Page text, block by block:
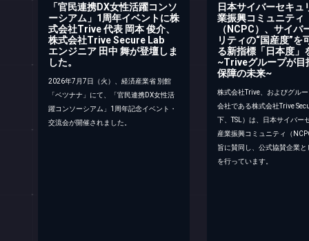
「官民連携DX女性活躍コンソ
ーシアム」1周年イベントに株
式会社Trive 代表 岡本 俊介、
株式会社Trive Secure Lab
エンジニア 田中 舞が登壇しま
した。
2026年7月7日（火）、経済産業省 別館
「ベツナナ」にて、「官民連携DX女性活
躍コンソーシアム」1周年記念イベント・
交流会が開催されました。
日本サイバーセキュ
業振興コミュニティ
（NCPC）、サイバ
リティの“国産度”を
る新指標「日本度」
~Triveグループが目
保障の未来~
株式会社Trive、およびグル
会社である株式会社Trive
下、TSL）は、日本サイバー
産業振興コミュニティ（
旨に賛同し、公式協賛企業
を行っています。